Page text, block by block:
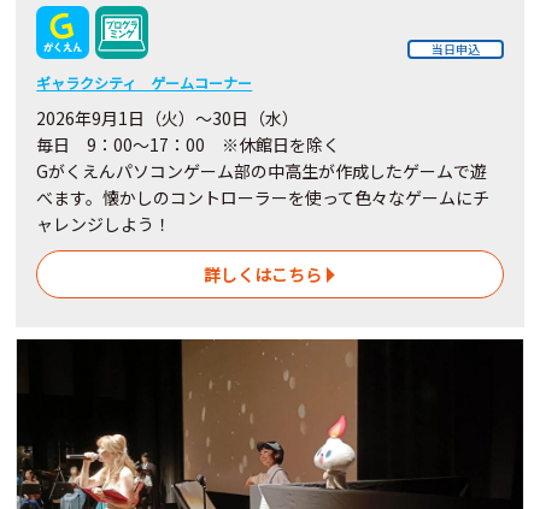
当日申込
ギャラクシティ ゲームコーナー
2026年9月1日（火）～30日（水）
毎日 9：00～17：00 ※休館日を除く
Gがくえんパソコンゲーム部の中高生が作成したゲームで遊
べます。懐かしのコントローラーを使って色々なゲームにチ
ャレンジしよう！
詳しくはこちら